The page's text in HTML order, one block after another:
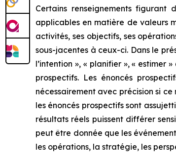
Certains renseignements figurant
applicables en matière de valeurs
activités, ses objectifs, ses
sous-jacentes à ceux-ci. Dans le
l’intention », « planifier », «
prospectifs. Les énoncés
nécessairement avec précision si
les énoncés prospectifs sont
résultats réels puissent différer
peut être donnée que les
les opérations, la stratégie, les